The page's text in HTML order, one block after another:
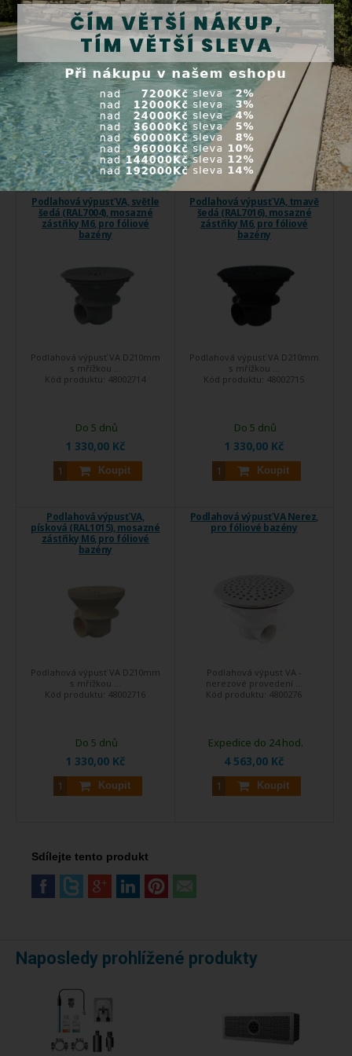
Dnová výpust pro fóliové a
prefabikované ...
Kód produktu:4827814
959,00 Kč
Koupit
Skladem
Podlahová výpusť VA D210mm
s mřížkou ...
Kód produktu:4800271
1 230,00 Kč
Koupit
Expedice do 24 hod.
Podlahová výpusť VA, světle
šedá (RAL7004), mosazné
zástřiky M6, pro fóliové
bazény
Podlahová výpusť VA D210mm
s mřížkou ...
Kód produktu: 48002714
1 330,00 Kč
Koupit
Do 5 dnů
Podlahová výpusť VA, tmavě
šedá (RAL7016), mosazné
zástřiky M6, pro fóliové
bazény
Podlahová výpusť VA D210mm
s mřížkou ...
Kód produktu: 48002715
1 330,00 Kč
Koupit
Do 5 dnů
Podlahová výpusť VA,
písková (RAL1015), mosazné
zástřiky M6, pro fóliové
bazény
Podlahová výpusť VA D210mm
s mřížkou ...
Kód produktu: 48002716
1 330,00 Kč
Koupit
Do 5 dnů
Podlahová výpusť VA Nerez,
pro fóliové bazény
Podlahová výpust VA -
nerezové provedení ...
Kód produktu: 4800276
4 563,00 Kč
Koupit
Expedice do 24 hod.
Sdílejte tento produkt
Naposledy prohlížené produkty